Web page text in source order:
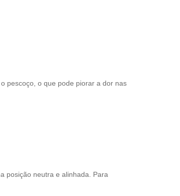
pescoço, o que pode piorar a dor nas
posição neutra e alinhada. Para